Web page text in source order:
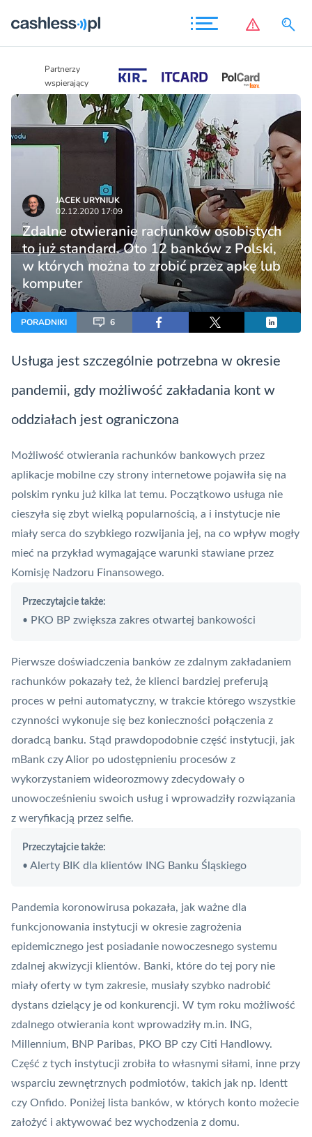
Partnerzy
wspierający
JACEK URYNIUK
02.12.2020 17:09
Zdalne otwieranie rachunków osobistych
to już standard. Oto 12 banków z Polski,
w których można to zrobić przez apkę lub
komputer
PORADNIKI 6
Usługa jest szczególnie potrzebna w okresie
pandemii, gdy możliwość zakładania kont w
oddziałach jest ograniczona
Możliwość otwierania rachunków bankowych przez
aplikacje mobilne czy strony internetowe pojawiła się na
polskim rynku już kilka lat temu. Początkowo usługa nie
cieszyła się zbyt wielką popularnością, a i instytucje nie
miały serca do szybkiego rozwijania jej, na co wpływ mogły
mieć na przykład wymagające warunki stawiane przez
Komisję Nadzoru Finansowego.
Przeczytajcie także:
• PKO BP zwiększa zakres otwartej bankowości
Pierwsze doświadczenia banków ze zdalnym zakładaniem
rachunków pokazały też, że klienci bardziej preferują
proces w pełni automatyczny, w trakcie którego wszystkie
czynności wykonuje się bez konieczności połączenia z
doradcą banku. Stąd prawdopodobnie część instytucji, jak
mBank czy Alior po udostępnieniu procesów z
wykorzystaniem wideorozmowy zdecydowały o
unowocześnieniu swoich usług i wprowadziły rozwiązania
z weryfikacją przez selfie.
Przeczytajcie także:
• Alerty BIK dla klientów ING Banku Śląskiego
Pandemia koronowirusa pokazała, jak ważne dla
funkcjonowania instytucji w okresie zagrożenia
epidemicznego jest posiadanie nowoczesnego systemu
zdalnej akwizycji klientów. Banki, które do tej pory nie
miały oferty w tym zakresie, musiały szybko nadrobić
dystans dzielący je od konkurencji. W tym roku możliwość
zdalnego otwierania kont wprowadziły m.in.
ING,
Millennium, BNP Paribas, PKO BP czy Citi Handlowy.
Część z tych instytucji zrobiła to własnymi siłami, inne przy
wsparciu zewnętrznych podmiotów, takich jak np. Identt
czy Onfido. Poniżej lista banków, w których konto możecie
założyć i aktywować bez wychodzenia z domu.